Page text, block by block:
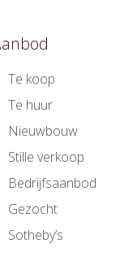
Te koop
Te huur
Nieuwbouw
Stille verkoop
Bedrijfsaanbod
Gezocht
Sotheby’s